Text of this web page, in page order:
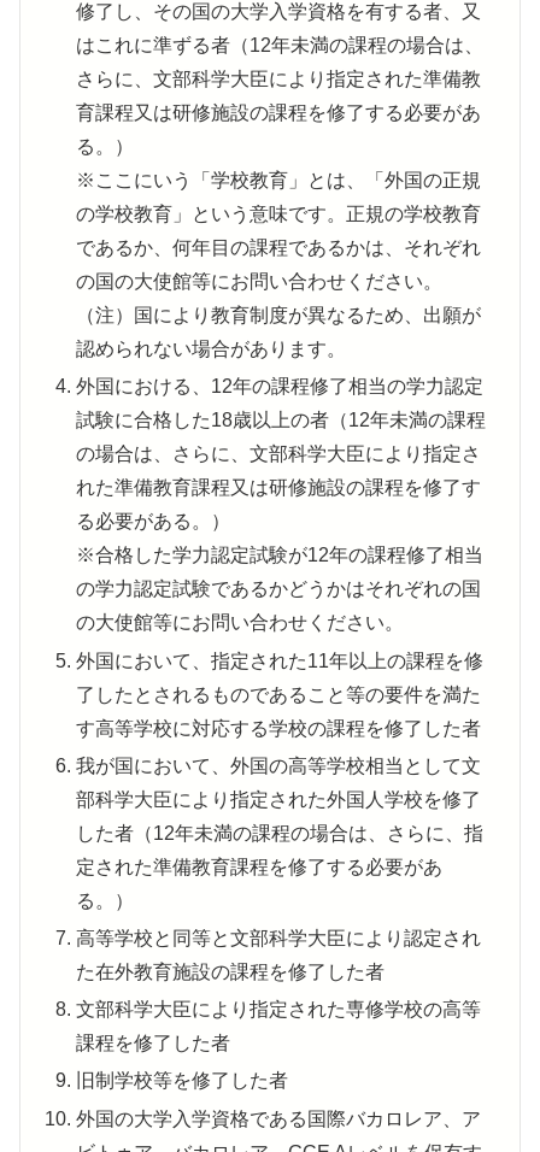
修了し、その国の大学入学資格を有する者、又
はこれに準ずる者（12年未満の課程の場合は、
さらに、文部科学大臣により指定された準備教
育課程又は研修施設の課程を修了する必要があ
る。）
※ここにいう「学校教育」とは、「外国の正規
の学校教育」という意味です。正規の学校教育
であるか、何年目の課程であるかは、それぞれ
の国の大使館等にお問い合わせください。
（注）国により教育制度が異なるため、出願が
認められない場合があります。
外国における、12年の課程修了相当の学力認定
試験に合格した18歳以上の者（12年未満の課程
の場合は、さらに、文部科学大臣により指定さ
れた準備教育課程又は研修施設の課程を修了す
る必要がある。）
※合格した学力認定試験が12年の課程修了相当
の学力認定試験であるかどうかはそれぞれの国
の大使館等にお問い合わせください。
外国において、指定された11年以上の課程を修
了したとされるものであること等の要件を満た
す高等学校に対応する学校の課程を修了した者
我が国において、外国の高等学校相当として文
部科学大臣により指定された外国人学校を修了
した者（12年未満の課程の場合は、さらに、指
定された準備教育課程を修了する必要があ
る。）
高等学校と同等と文部科学大臣により認定され
た在外教育施設の課程を修了した者
文部科学大臣により指定された専修学校の高等
課程を修了した者
旧制学校等を修了した者
外国の大学入学資格である国際バカロレア、ア